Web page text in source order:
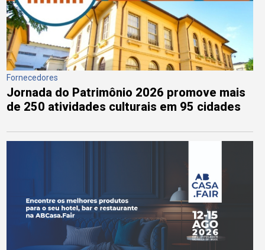
Fornecedores
Jornada do Patrimônio 2026 promove mais
de 250 atividades culturais em 95 cidades